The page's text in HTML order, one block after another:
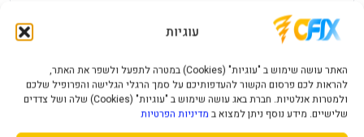
עוגיות
האתר עושה שימוש ב "עוגיות" (Cookies) במטרה לתפעל ולשפר את האתר,
להראות לכם פרסום הקשור להעדפותיכם על סמך הרגלי הגלישה והפרופיל שלכם
ולמטרות אנלטיות. חברת באג עושה שימוש ב "עוגיות" (Cookies) שלה ושל צדדים
שלישיים. מידע נוסף ניתן למצוא ב מדיניות הפרטיות
מחיר משלוח ₪49 12 חודשי אחריות
תמיכה ושירות
מענה מהיר ומקצועי
תשלום מאובטח
תקן SSL מאובטח